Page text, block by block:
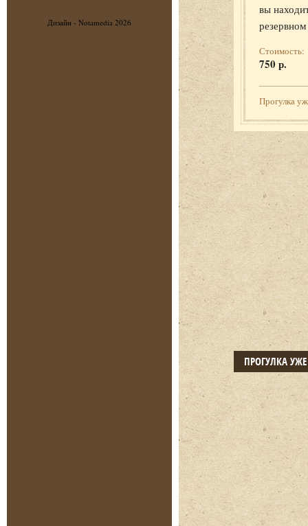
Дизайн - Notamedia 2026
вы
Стоимость:
750 р.
Прогулка
ПРОГУЛКА